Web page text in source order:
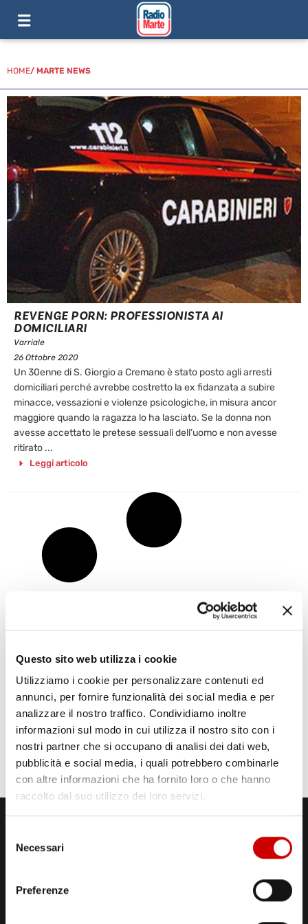
Questo sito web utilizza i cookie
Utilizziamo i cookie per personalizzare contenuti ed
annunci, per fornire funzionalità dei social media e per
analizzare il nostro traffico. Condividiamo inoltre
informazioni sul modo in cui utilizza il nostro sito con i
nostri partner che si occupano di analisi dei dati web,
pubblicità e social media, i quali potrebbero combinarle
con altre informazioni che ha fornito loro o che hanno
raccolto dal suo utilizzo dei loro servizi.
delNecessari
Preferenze
HOME/ MARTE NEWS
REVENGE PORN: PROFESSIONISTA AI
DOMICILIARI
Varriale
26 Ottobre 2020
Un 30enne di S. Giorgio a Cremano è stato posto agli arresti
domiciliari perché avrebbe costretto la ex fidanzata a subire
minacce, vessazioni e violenze psicologiche, in misura ancor
maggiore quando la ragazza lo ha lasciato. Se la donna non
avesse accettato le pretese sessuali dell’uomo e non avesse
ritirato ...
Leggi articolo